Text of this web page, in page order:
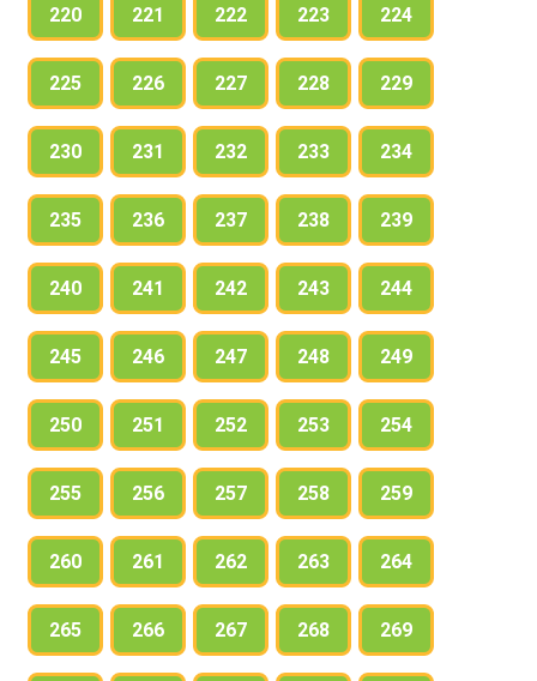
220 221 222 223 224
225 226 227 228 229
230 231 232 233 234
235 236 237 238 239
240 241 242 243 244
245 246 247 248 249
250 251 252 253 254
255 256 257 258 259
260 261 262 263 264
265 266 267 268 269